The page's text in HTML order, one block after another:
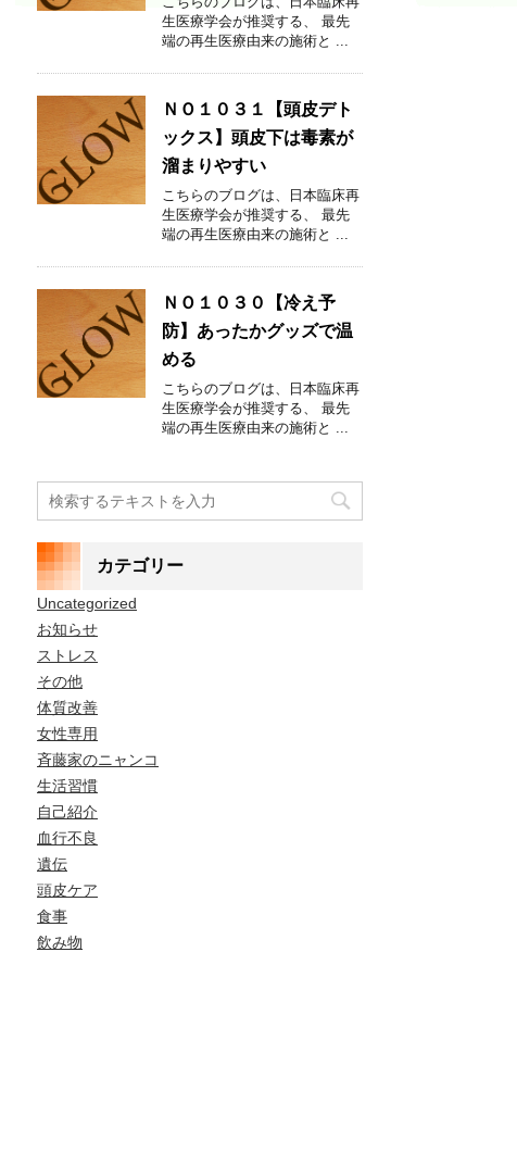
生医療学会が推奨する、 最先
端の再生医療由来の施術と ...
ＮＯ１０３１【頭皮デト
ックス】頭皮下は毒素が
溜まりやすい
こちらのブログは、日本臨床再
生医療学会が推奨する、 最先
端の再生医療由来の施術と ...
ＮＯ１０３０【冷え予
防】あったかグッズで温
める
こちらのブログは、日本臨床再
生医療学会が推奨する、 最先
端の再生医療由来の施術と ...
カテゴリー
Uncategorized
お知らせ
ストレス
その他
体質改善
女性専用
斉藤家のニャンコ
生活習慣
自己紹介
血行不良
遺伝
頭皮ケア
食事
飲み物